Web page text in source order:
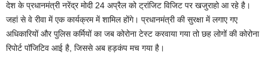
देश के प्रधानमंत्री नरेंद्र मोदी 24 अप्रैल को ट्रांजिट विजिट पर खजुराहो आ रहे है।
जहां से वे रीवा में एक कार्यक्रम में शामिल होंगे। प्रधानमंत्री की सुरक्षा में लगाए गए
अधिकारियों और पुलिस कर्मियों का जब कोरोना टेस्ट करवाया गया तो छह लोगों की कोरोना
रिपोर्ट पॉजिटिव आई है, जिससे अब हड़कंप मच गया है।